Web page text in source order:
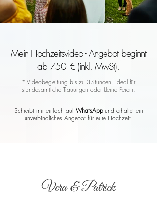
Mein Hochzeitsvideo - Angebot beginnt
ab 750 € (inkl. MwSt).
* Videobegleitung bis zu 3 Stunden, ideal für
standesamtliche Trauungen oder kleine Feiern.
Schreibt mir einfach auf WhatsAppund erhaltet ein
unverbindliches Angebot für eure Hochzeit.
Vera & Patrick